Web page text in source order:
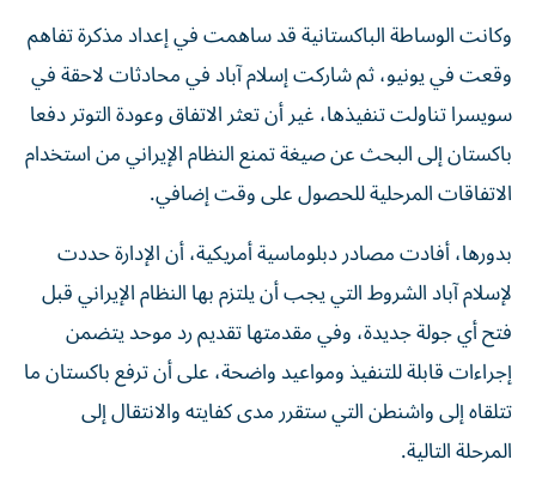
وكانت الوساطة الباكستانية قد ساهمت في إعداد مذكرة تفاهم
وقعت في يونيو، ثم شاركت إسلام آباد في محادثات لاحقة في
سويسرا تناولت تنفيذها، غير أن تعثر الاتفاق وعودة التوتر دفعا
باكستان إلى البحث عن صيغة تمنع النظام الإيراني من استخدام
الاتفاقات المرحلية للحصول على وقت إضافي.
بدورها، أفادت مصادر دبلوماسية أمريكية، أن الإدارة حددت
لإسلام آباد الشروط التي يجب أن يلتزم بها النظام الإيراني قبل
فتح أي جولة جديدة، وفي مقدمتها تقديم رد موحد يتضمن
إجراءات قابلة للتنفيذ ومواعيد واضحة، على أن ترفع باكستان ما
تتلقاه إلى واشنطن التي ستقرر مدى كفايته والانتقال إلى
المرحلة التالية.